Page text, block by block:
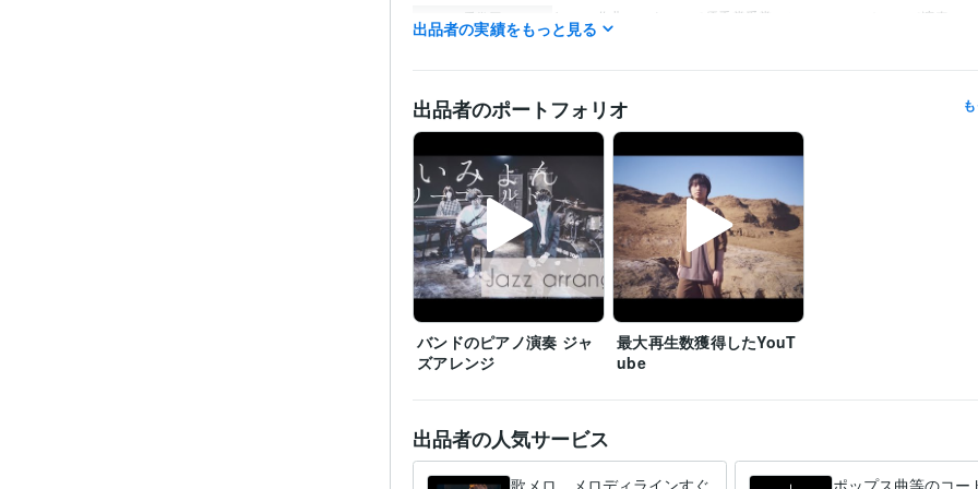
受賞歴 ヤマハ 作曲コンクールで優秀賞受賞、シンフォニーホールで演奏
取得年 : 2004年
TOEIC 取得年 : 2023年
世界遺産検定2級
得意分野 音楽制作・ナレーション 耳コピ、ピアノアレンジ、演奏、音源提供
ピアノ アレンジ
弾いてみた
学歴 大阪大学 2007年3月 ~ 2013年2月
語学力 英語 ビジネスレベル
出品者の実績をもっと見る
出品者のポートフォリオ
バンドのピアノ演奏 ジャ
ズアレンジ
最大再生数獲得したYouT
ube
出品者の人気サービス